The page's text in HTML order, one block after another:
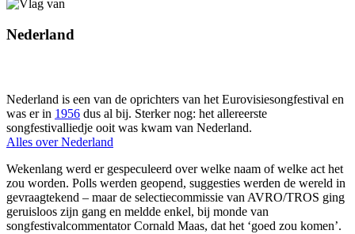
Nederland
Nederland is een van de oprichters van het Eurovisiesongfestival en
was er in 1956 dus al bij. Sterker nog: het allereerste
songfestivalliedje ooit was kwam van Nederland.
Alles over Nederland
Wekenlang werd er gespeculeerd over welke naam of welke act het
zou worden. Polls werden geopend, suggesties werden de wereld in
gevraagtekend – maar de selectiecommissie van AVRO/TROS ging
geruisloos zijn gang en meldde enkel, bij monde van
songfestivalcommentator Cornald Maas, dat het ‘goed zou komen’.